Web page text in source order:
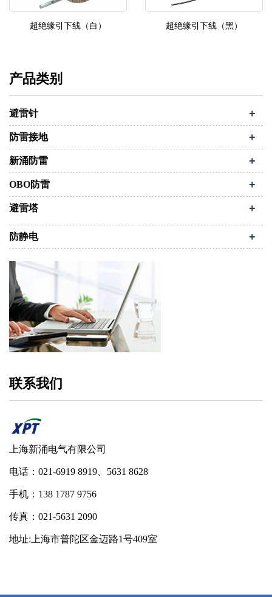
超绝缘引下线（白） 超绝缘引下线（黑）
产品类别
避雷针 +
防雷接地 +
新涌防雷 +
OBO防雷 +
避雷塔 +
防静电 +
联系我们
上海新涌电气有限公司
电话：021-6919 8919、5631 8628
手机：138 1787 9756
传真：021-5631 2090
地址:上海市普陀区金迈路1号409室